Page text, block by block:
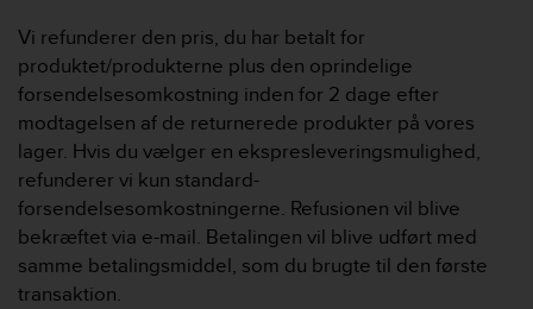
Vi refunderer den pris, du har betalt for
produktet/produkterne plus den oprindelige
forsendelsesomkostning inden for 2 dage efter
modtagelsen af de returnerede produkter på vores
lager. Hvis du vælger en ekspresleveringsmulighed,
refunderer vi kun standard-
forsendelsesomkostningerne. Refusionen vil blive
bekræftet via e-mail. Betalingen vil blive udført med
samme betalingsmiddel, som du brugte til den første
transaktion.